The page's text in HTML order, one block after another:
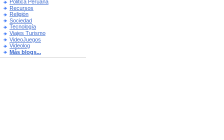
Politica Peruana
Recursos
Religión
Sociedad
Tecnología
Viajes Turismo
VideoJuegos
Videolog
Más blogs...